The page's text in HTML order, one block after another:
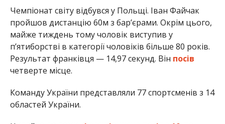
Чемпіонат світу відбувся у Польщі. Іван Файчак
пройшов дистанцію 60м з барʼєрами. Окрім цього,
майже тиждень тому чоловік виступив у
п’ятиборстві в категорії чоловіків більше 80 років.
Результат франківця — 14,97 секунд. Він посів
четверте місце.
Команду України представляли 77 спортсменів з 14
областей України.